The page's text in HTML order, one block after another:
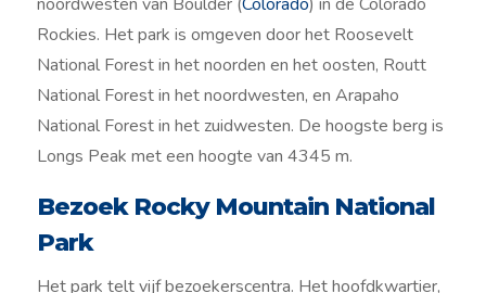
Rockies. Het park is omgeven door het Roosevelt
National Forest in het noorden en het oosten, Routt
National Forest in het noordwesten, en Arapaho
National Forest in het zuidwesten. De hoogste berg is
Longs Peak met een hoogte van 4345 m.
Bezoek Rocky Mountain National
Park
Het park telt vijf bezoekerscentra. Het hoofdkwartier,